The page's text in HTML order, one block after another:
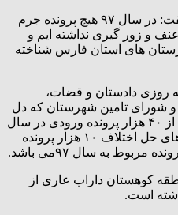
موسوی در جمع اصحاب رسانه گقت: در سال ۹۷ هیچ پرونده جرم
و زور گیری نداشته ایم و
های استان فارس شناخته
روزی دادستان و قضات،
و شورای تامین شهرستان که دل
در گروه امنیت مردم دارند، گفت: از ۴۰ هزار پرونده ورودی در سال
های گذشته به دادگستری و شوراهای حل اختلاف ۱۰ هزار پرونده
به سال ۹۷می باشد.
کوهستان داراب عاری از
است.